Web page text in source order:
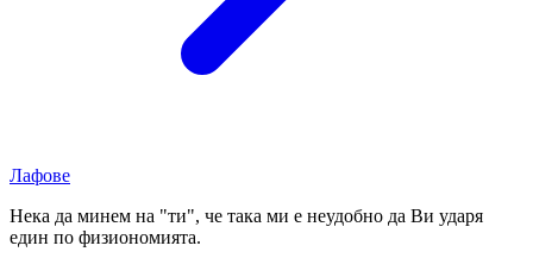
Лафове
Нека да минем на "ти", че така ми е неудобно да Ви ударя
един по физиономията.